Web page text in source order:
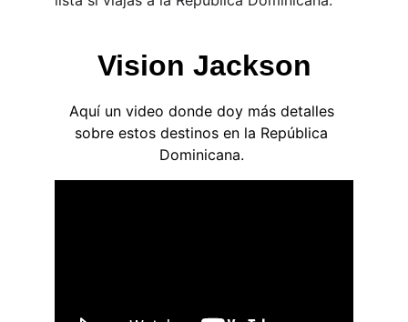
Vision Jackson
Aquí un video donde doy más detalles
sobre estos destinos en la República
Dominicana.